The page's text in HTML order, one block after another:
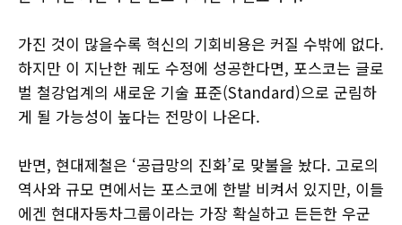
가진 것이 많을수록 혁신의 기회비용은 커질 수밖에 없다.
하지만 이 지난한 궤도 수정에 성공한다면, 포스코는 글로
벌 철강업계의 새로운 기술 표준(Standard)으로 군림하
게 될 가능성이 높다는 전망이 나온다.
반면, 현대제철은 ‘공급망의 진화’로 맞불을 놨다. 고로의
역사와 규모 면에서는 포스코에 한발 비켜서 있지만, 이들
에겐 현대자동차그룹이라는 가장 확실하고 든든한 우군